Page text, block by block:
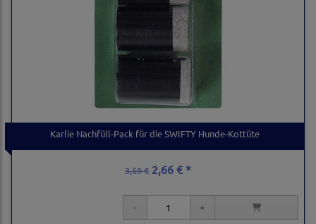
Karlie Nachfüll-Pack für die SWIFTY Hunde-Kottüte
3,59 € 2,66 € *